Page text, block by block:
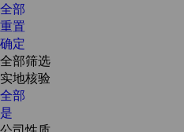
全部
重置
确定
全部筛选
实地核验
全部
是